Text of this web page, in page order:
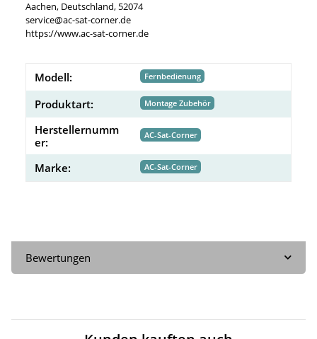
Aachen, Deutschland, 52074
service@ac-sat-corner.de
https://www.ac-sat-corner.de
Modell: Fernbedienung
Produktart: Montage Zubehör
Herstellernumm
er:
AC-Sat-Corner
Marke: AC-Sat-Corner
Bewertungen